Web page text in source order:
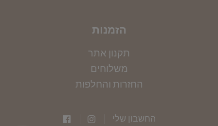
הזמנות
תקנון אתר
משלוחים
החזרות והחלפות
החשבון שלי